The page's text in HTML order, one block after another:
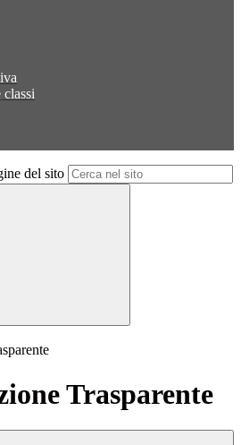
del sito
Trasparente